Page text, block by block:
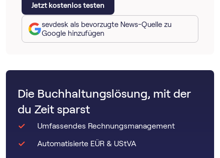
Jetzt kostenlos testen
sevdesk als bevorzugte News-Quelle zu
Google hinzufügen
Die Buchhaltungslösung, mit der
du Zeit sparst
Umfassendes Rechnungsmanagement
Automatisierte EÜR & UStVA